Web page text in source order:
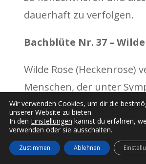
dauerhaft zu verfolgen.
Bachblüte Nr. 37 – Wilde
Wilde Rose (Heckenrose)
Menschen, der unter
wie Motivationslosigkeit,
Resignation, mangelnder
Lebensfreude und einem
inneren Leere leidet,
Wir verwenden Cookies, um dir die
unserer Website zu bieten.
In den Einstellungen kannst du erfahren,
verwenden oder sie ausschalten.
Zustimmen Ablehnen